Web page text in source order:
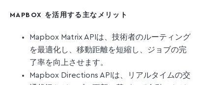
MAPBOX を活用する主なメリット
Mapbox Matrix APIは、技術者のルーティング
を最適化し、移動距離を短縮し、ジョブの完
了率を向上させます。
Mapbox Directions APIは、リアルタイムの交